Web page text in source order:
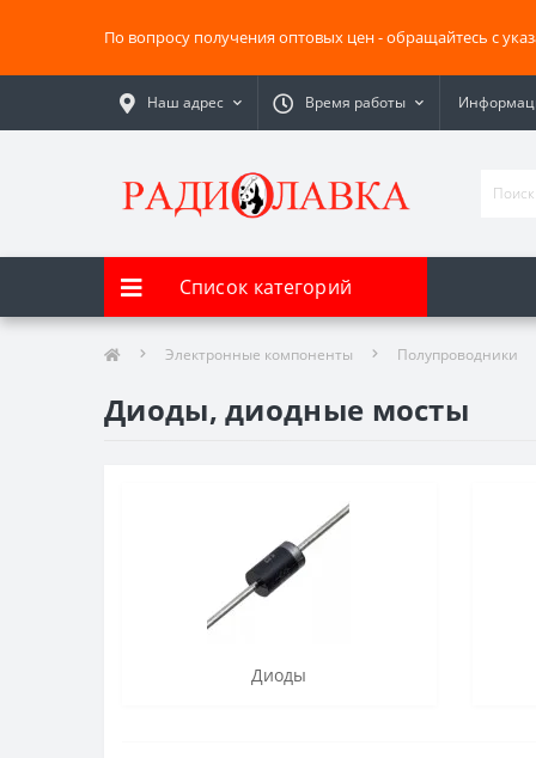
По вопросу получения оптовых цен - обращайтесь с
Наш адрес Время работы
Список категорий
Электронные компоненты Полупроводники
Диоды, диодные мосты
Диоды